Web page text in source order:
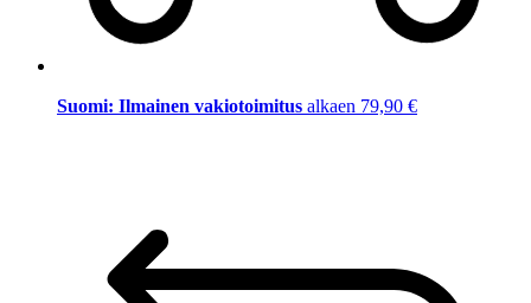
Suomi: Ilmainen vakiotoimitus alkaen 79,90 €